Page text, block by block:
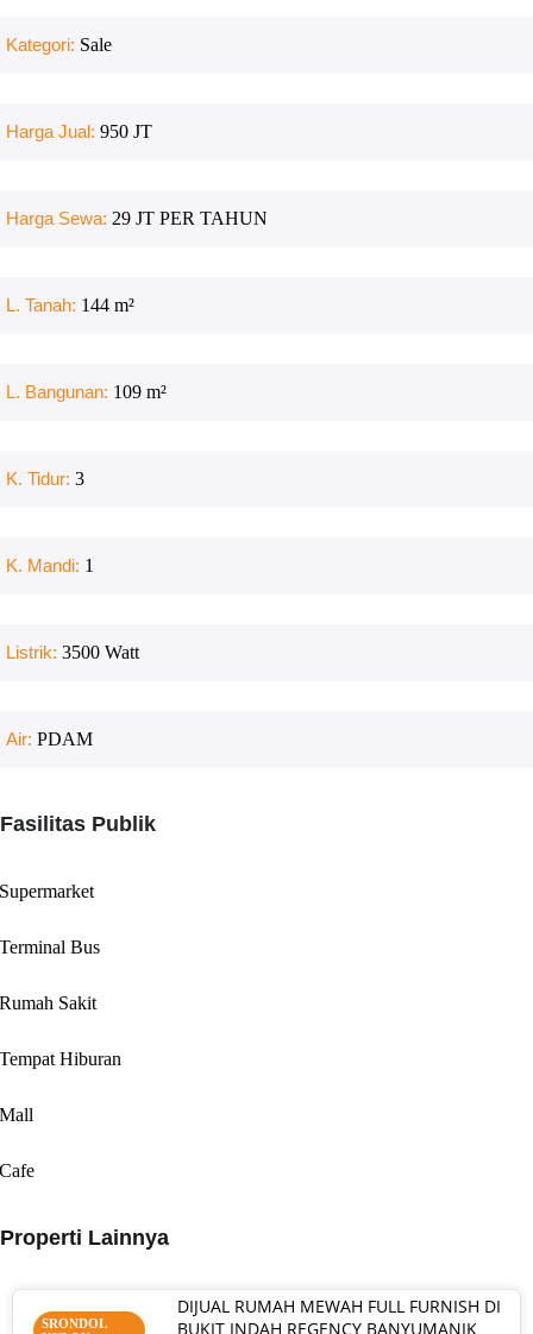
Kategori: Sale
Harga Jual: 950 JT
Harga Sewa: 29 JT PER TAHUN
L. Tanah: 144 m²
L. Bangunan: 109 m²
K. Tidur: 3
K. Mandi: 1
Listrik: 3500 Watt
Air: PDAM
Fasilitas Publik
Supermarket
Terminal Bus
Rumah Sakit
Tempat Hiburan
Mall
Cafe
Properti Lainnya
SRONDOL
DIJUAL RUMAH MEWAH FULL FURNISH DI
BUKIT INDAH REGENCY BANYUMANIK